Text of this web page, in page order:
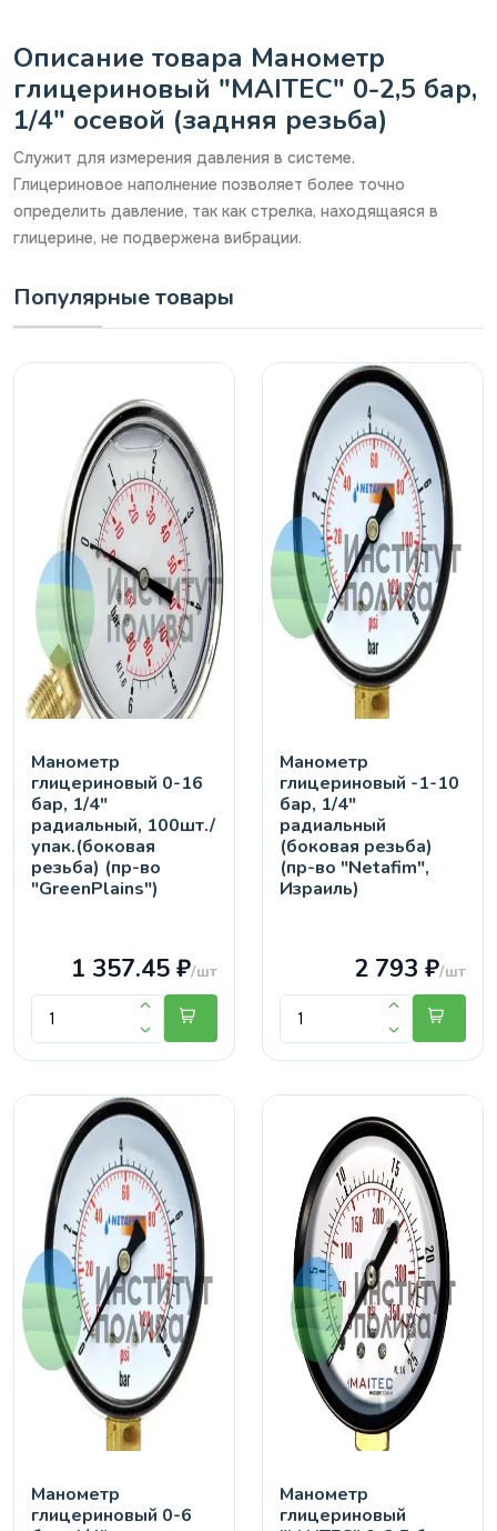
Описание товара Манометр
глицериновый "MAITEC" 0-2,5 бар,
1/4" осевой (задняя резьба)
Служит для измерения давления в системе.
Глицериновое наполнение позволяет более точно
определить давление, так как стрелка, находящаяся в
глицерине, не подвержена вибрации.
Популярные товары
Манометр
глицериновый 0-16
бар, 1/4"
радиальный, 100шт./
упак.(боковая
резьба) (пр-во
"GreenPlains")
1 357.45 ₽/шт
Манометр
глицериновый -1-10
бар, 1/4"
радиальный
(боковая резьба)
(пр-во "Netafim",
Израиль)
2 793 ₽/шт
Манометр
глицериновый 0-6
Манометр
глицериновый